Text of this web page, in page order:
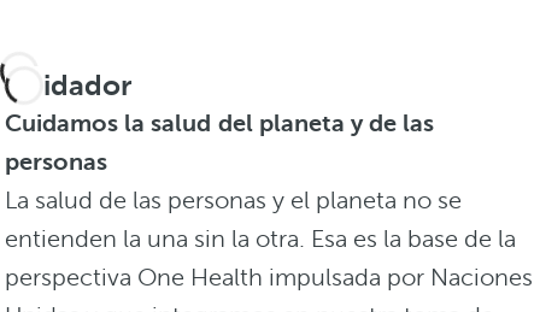
Cuidador
Cuidamos la salud del planeta y de las
personas
La salud de las personas y el planeta no se
entienden la una sin la otra. Esa es la base de la
perspectiva One Health impulsada por Naciones